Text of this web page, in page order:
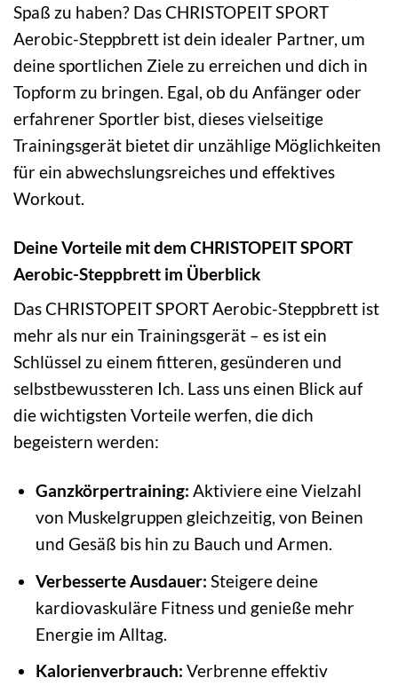
Spaß zu haben? Das CHRISTOPEIT SPORT
Aerobic-Steppbrett ist dein idealer Partner, um
deine sportlichen Ziele zu erreichen und dich in
Topform zu bringen. Egal, ob du Anfänger oder
erfahrener Sportler bist, dieses vielseitige
Trainingsgerät bietet dir unzählige Möglichkeiten
für ein abwechslungsreiches und effektives
Workout.
Deine Vorteile mit dem CHRISTOPEIT SPORT
Aerobic-Steppbrett im Überblick
Das CHRISTOPEIT SPORT Aerobic-Steppbrett ist
mehr als nur ein Trainingsgerät – es ist ein
Schlüssel zu einem fitteren, gesünderen und
selbstbewussteren Ich. Lass uns einen Blick auf
die wichtigsten Vorteile werfen, die dich
begeistern werden:
Ganzkörpertraining: Aktiviere eine Vielzahl
von Muskelgruppen gleichzeitig, von Beinen
und Gesäß bis hin zu Bauch und Armen.
Verbesserte Ausdauer: Steigere deine
kardiovaskuläre Fitness und genieße mehr
Energie im Alltag.
Kalorienverbrauch: Verbrenne effektiv